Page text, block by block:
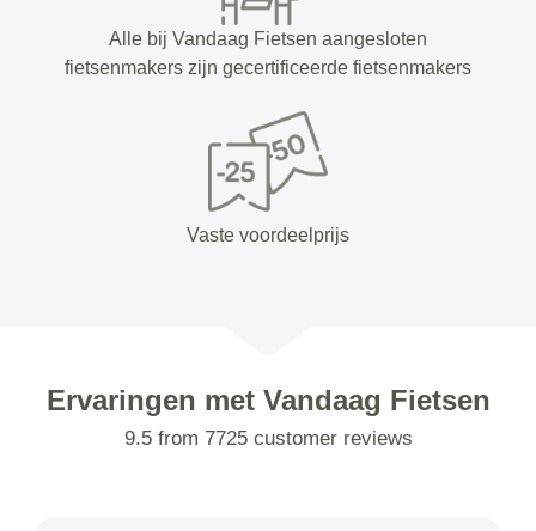
Alle bij Vandaag Fietsen aangesloten
fietsenmakers zijn gecertificeerde fietsenmakers
Vaste voordeelprijs
Ervaringen met Vandaag Fietsen
9.5 from 7725 customer reviews